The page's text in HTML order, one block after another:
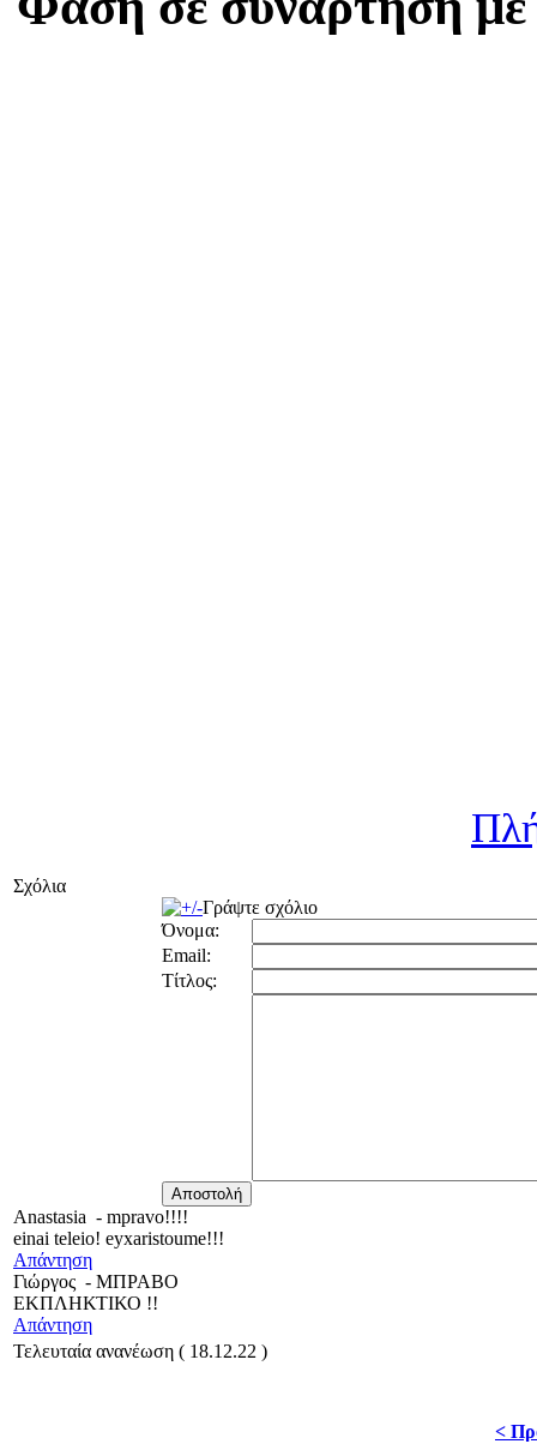
Σχόλια
Γράψτε σχόλιο
Όνομα:
Email:
Τίτλος:
Anastasia - mpravo!!!!
einai teleio! eyxaristoume!!!
Απάντηση
Γιώργος - ΜΠΡΑΒΟ
ΕΚΠΛΗΚΤΙΚΟ !!
Απάντηση
Τελευταία ανανέωση ( 18.12.22 )
<